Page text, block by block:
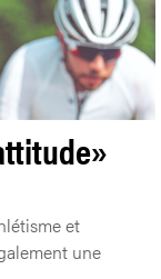
et
une